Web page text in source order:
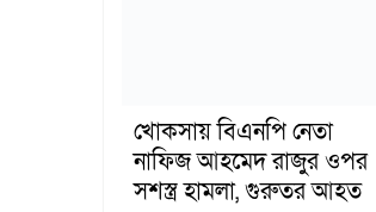
খোকসায় বিএনপি নেতা
নাফিজ আহমেদ রাজুর ওপর
সশস্ত্র হামলা, গুরুতর আহত